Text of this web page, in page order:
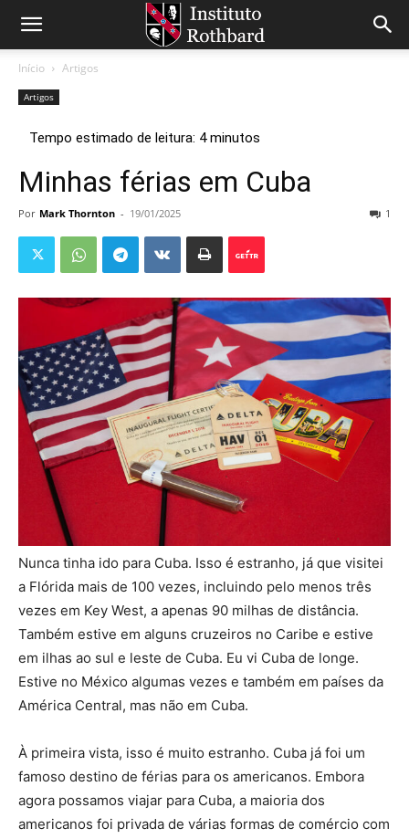
Início Artigos
Artigos
Minhas férias em Cuba
Por Mark Thornton - 19/01/2025 1
Nunca tinha ido para Cuba. Isso é estranho, já que visitei
a Flórida mais de 100 vezes, incluindo pelo menos três
vezes em Key West, a apenas 90 milhas de distância.
Também estive em alguns cruzeiros no Caribe e estive
em ilhas ao sul e leste de Cuba. Eu vi Cuba de longe.
Estive no México algumas vezes e também em países da
América Central, mas não em Cuba.
À primeira vista, isso é muito estranho. Cuba já foi um
famoso destino de férias para os americanos. Embora
agora possamos viajar para Cuba, a maioria dos
americanos foi privada de várias formas de comércio com